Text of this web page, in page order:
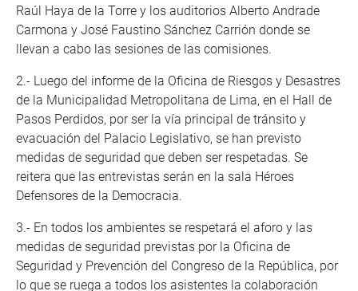
Raúl Haya de la Torre y los auditorios Alberto Andrade
Carmona y José Faustino Sánchez Carrión donde se
llevan a cabo las sesiones de las comisiones.
2.- Luego del informe de la Oficina de Riesgos y Desastres
de la Municipalidad Metropolitana de Lima, en el Hall de
Pasos Perdidos, por ser la vía principal de tránsito y
evacuación del Palacio Legislativo, se han previsto
medidas de seguridad que deben ser respetadas. Se
reitera que las entrevistas serán en la sala Héroes
Defensores de la Democracia.
3.- En todos los ambientes se respetará el aforo y las
medidas de seguridad previstas por la Oficina de
Seguridad y Prevención del Congreso de la República, por
lo que se ruega a todos los asistentes la colaboración